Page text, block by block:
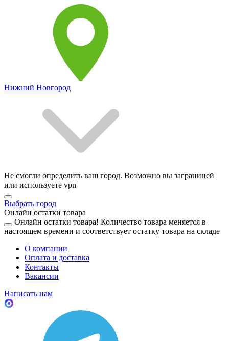
Нижний Новгород
Не смогли определить ваш город. Возможно вы заграницей
или используете vpn
Выбрать город
Онлайн остатки товара
Онлайн остатки товара! Количество товара меняется в
настоящем времени и соответствует остатку товара на складе
О компании
Оплата и доставка
Контакты
Вакансии
Написать нам